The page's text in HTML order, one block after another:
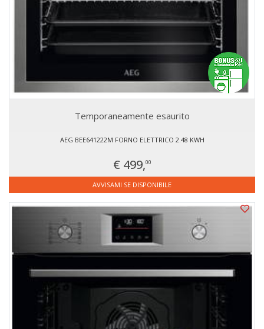
Temporaneamente esaurito
AEG BEE641222M FORNO ELETTRICO 2.48 KWH
€ 499,00
AVVISAMI SE DISPONIBILE